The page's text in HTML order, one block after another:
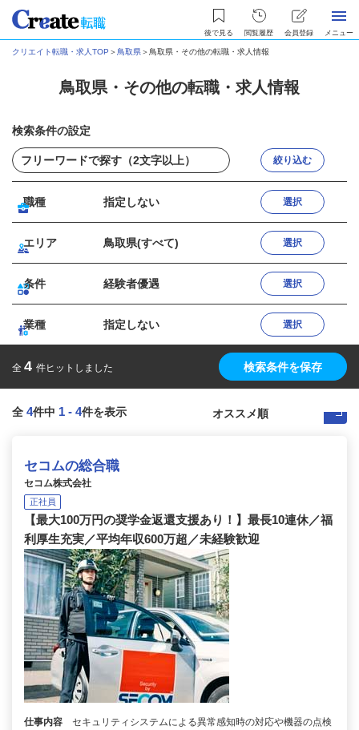
後で見る 閲覧履歴 会員登録 メニュー
クリエイト転職・求人TOP ＞ 鳥取県＞ 鳥取県・その他の転職・求人情報
鳥取県・その他の転職・求人情報
検索条件の設定
絞り込む
職種 指定しない 選択
エリア 鳥取県(すべて) 選択
条件 経験者優遇 選択
業種 指定しない 選択
全 4 件ヒットしました 検索条件を保存
全 4件中 1 - 4件を表示
セコムの総合職
セコム株式会社
正社員
【最大100万円の奨学金返還支援あり！】最長10連休／福
利厚生充実／平均年収600万超／未経験歓迎
仕事内容
セキュリティシステムによる異常感知時の対応や機器の点検